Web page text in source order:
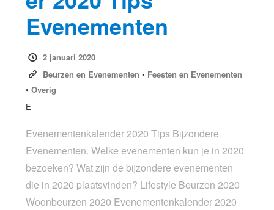
Evenementen
2 januari 2020
Beurzen en Evenementen • Feesten en Evenementen
•Overig
E
Evenementenkalender 2020 Tips Bijzondere
Evenementen. Welke evenementen kun je in 2020
bezoeken? Wat zijn de bijzondere evenementen
die in 2020 plaatsvinden? Lifestyle Beurzen 2020
Woonbeurzen 2020 Evenementenkalender 2020